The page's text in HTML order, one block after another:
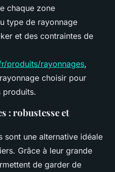
chaque zone
type de rayonnage
et des contraintes de
produits/rayonnages,
choisir pour
produits.
: robustesse et
sont une alternative idéale
Grâce à leur grande
de garder de